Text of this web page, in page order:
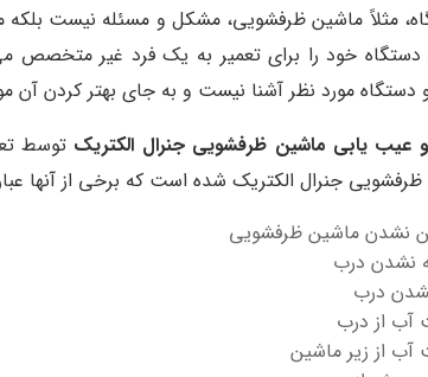
مثلاً ماشین ظرفشویی، مشکل و مسئله نیست
دستگاه خود را برای تعمیر به یک فرد غیر
مورد نظر آشنا نیست و به جای بهتر کردن
عیب یابی ماشین ظرفشویی جنرال الکتریک توسط
جنرال الکتریک شده است که برخی از آنها
نشدن ماشین ظرفشویی
نشدن درب
درب
آب از درب
از زیر ماشین